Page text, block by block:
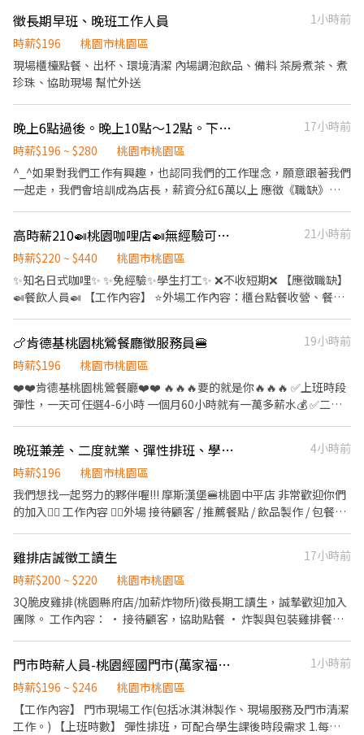
🎮
徵長期早班、晚班工作人員
1小時前
時薪$196
桃園市桃園區
現場櫃檯點餐、出杯、環境清潔 內場調泡飲品、備料 茶房煮茶、煮
珍珠、協助現場 幫忙外送
晚上6點過後。晚上10點～12點。下午3點半。～桃園
17小時前
時薪$196 ~ $280
桃園市桃園區
^_^如果對我們工作有興趣，也認同我們的工作理念，願意跟著我們
一起走，我們會培訓成為店長，薪資分紅6萬以上 應徵《職缺》如
櫃檯接待、內場切菜、灑胡椒。 2、能勝任基本工作後，開始培訓
專業油炸技術（2～3個月）時薪220起薪 3、能夠於平日獨立作業，
油炸品質速度都穩定。時薪250起薪 4、能夠於假日獨立作業，油炸
品質速度都穩定。時薪280起薪 ——————————————————
作。時薪205起薪 視個人工作能力狀況，能配合團隊的快節奏。時
薪210～230 —————————————————— 3、晚上10點～12點
業場所的乾淨。 時薪200～215
高時薪210🍛桃園咖哩店🍛無經驗可✨學生兼職✨BY
21小時前
時薪$220 ~ $440
桃園市桃園區
✨知名日式咖哩✨ ✨免經驗✨學生打工✨ ❌不收短期❌ 【應徵職缺】
🍛餐飲人員🍛 【工作內容】 ⭐外場工作內容：櫃台點餐收營、餐點
10:00-14:00、12:00-16:00、16:00-20:00、18:00-22:00 【薪資待
遇】高時薪220 【休假制度】排班制(假日需排全天班) 【工作須
知】提供三個月內供膳體檢 【工作地點】桃園市桃園區春日路513
號 - ⭐快速報名⭐ ❤ 加好友：@216rezqg ➜ 優副主任立即為您安排
🍗肯德基桃園桃鶯餐廳徵服務員🍔
19小時前
時薪$196
桃園市桃園區
❤️❤️肯德基桃園桃鶯餐廳❤️❤️ 🔥🔥🔥要的就是你🔥🔥🔥 ✅上班時段
彈性，一天可任選4-6小時 一個月60小時就有一萬多薪水💰 ✅二次
品 🍗廚房裹粉烹製炸雞 🚿清潔環境刷洗器具 ✌️✌️✌️肯德基福利多多
✌️✌️✌️ ➡️員工餐飲85折 ➡️生日禮品、三節獎金 ➡️工作週年發放年資
代金 ➡️員工團保有保障 💁🏻‍♀️歡迎熱情有活力的您一起加入肯德基 🏠
面試地點-桃園區桃鶯路265號 聯絡資訊⬇️ ☎️03-2181536
晚班兼差、二度就業、彈性排班、學生找打工——晚班兼職夥伴
4小時前
時薪$196
桃園市桃園區
我們想找一起努力的夥伴喔!!! 摩斯漢堡🍔桃園中平店 非常歡迎你們
的加入❤️‍🔥 工作內容 ❤️‍🔥外場 接待顧客 / 推薦餐點 / 飲品製作 / 包餐供
～06:00加發早夜津貼+$45/時 每月7號領薪水 // 員工福利 ▪️半價餐
飲 激划算❤️‍🔥 ▪️在職第二個月起‼️月月免費漢堡2個🆓 ▪️有勞 / 健保 ||
日日薪資清清楚楚 ▪️提供免費制服 👔 ▪️國定假日 || 薪資
DOUBLE！雙倍薪水💰 ▪️兼職也有年度獎金 || 多一筆年終可以領 ▪️
面試 || 可詳細詢問 || 時間皆可議 🫶🏻入職前需準備🫶🏻 ✔️半年內的
一般體檢+供膳體檢 ✔️郵政 / 台新 本人帳戶 🎈我們都非常期待你的
雞排店誠徵工讀生
17小時前
時薪$200 ~ $220
桃園市桃園區
3Q脆皮雞排(桃園縣府店/加薪炸物所)徵長期工讀生，誠摯歡迎加入
團隊。 工作內容： • 接待顧客，協助點餐 • 炸製與包裝雞排餐點
氛 沒經驗沒關係，只希望有耐心、積極的您！ 晚班 1700-22:30 假
日班（六日） 1300-22:30 長時段 13:00-23:00 中間休息一小時 薪水
36000-42000 排休
門市時薪人員-桃園經國門市(萬家福經國店)
1小時前
時薪$196 ~ $246
桃園市桃園區
【工作內容】 門市現場工作(包括冰淇淋製作、現場服務及門市清潔
工作。) 【上班時數】 彈性排班，可配合學生課後時段需求 1.每週